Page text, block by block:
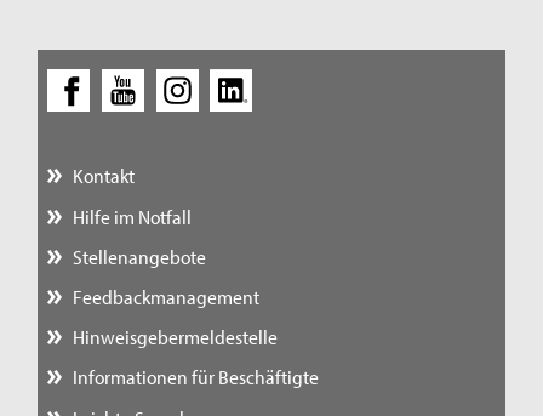
Kontakt
Hilfe im Notfall
Stellenangebote
Feedbackmanagement
Hinweisgebermeldestelle
Informationen für Beschäftigte